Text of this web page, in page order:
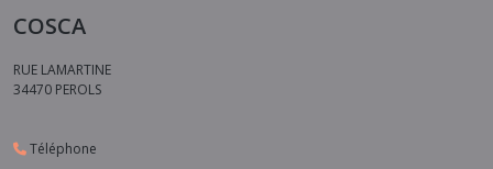
COSCA
RUE LAMARTINE
34470 PEROLS
Téléphone